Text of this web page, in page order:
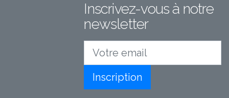
Inscrivez-vous à notre
newsletter
Inscription